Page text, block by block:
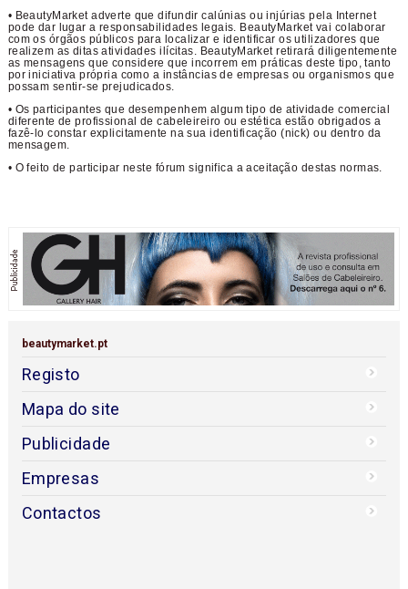
• BeautyMarket adverte que difundir calúnias ou injúrias pela Internet
pode dar lugar a responsabilidades legais. BeautyMarket vai colaborar
com os órgãos públicos para localizar e identificar os utilizadores que
realizem as ditas atividades ilícitas. BeautyMarket retirará diligentemente
as mensagens que considere que incorrem em práticas deste tipo, tanto
por iniciativa própria como a instâncias de empresas ou organismos que
possam sentir-se prejudicados.
• Os participantes que desempenhem algum tipo de atividade comercial
diferente de profissional de cabeleireiro ou estética estão obrigados a
fazê-lo constar explicitamente na sua identificação (nick) ou dentro da
mensagem.
• O feito de participar neste fórum significa a aceitação destas normas.
beautymarket.pt
Registo
Mapa do site
Publicidade
Empresas
Contactos